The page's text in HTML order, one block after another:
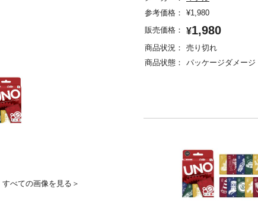
すべての画像を見る＞
参考価格：
¥1,980
販売価格：
¥1,980
商品状況：
売り切れ
商品状態：
パッケージダメージ